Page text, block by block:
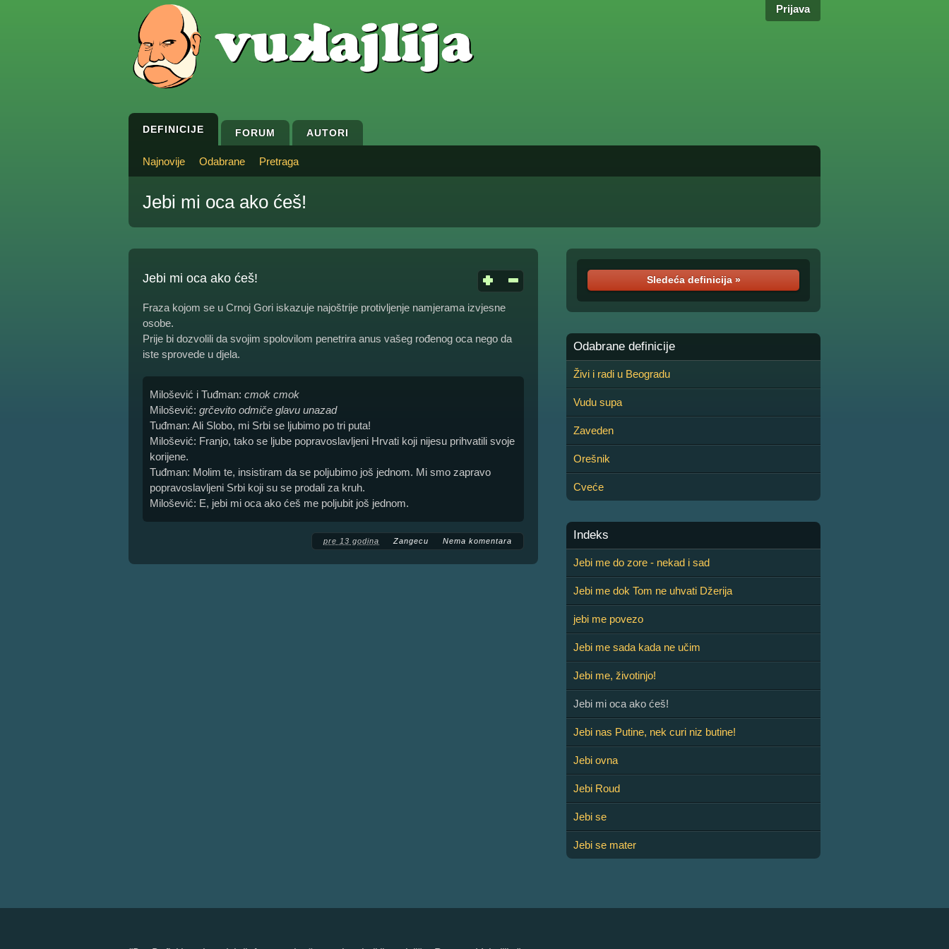
Prijava
DEFINICIJE FORUM AUTORI
Najnovije Odabrane Pretraga
Jebi mi oca ako ćeš!
Jebi mi oca ako ćeš!
Fraza kojom se u Crnoj Gori iskazuje najoštrije protivljenje namjerama izvjesne
osobe.
Prije bi dozvolili da svojim spolovilom penetrira anus vašeg rođenog oca nego da
iste sprovede u djela.
Milošević i Tuđman: cmok cmok
Milošević: grčevito odmiče glavu unazad
Tuđman: Ali Slobo, mi Srbi se ljubimo po tri puta!
Milošević: Franjo, tako se ljube popravoslavljeni Hrvati koji nijesu prihvatili svoje
korijene.
Tuđman: Molim te, insistiram da se poljubimo još jednom. Mi smo zapravo
popravoslavljeni Srbi koji su se prodali za kruh.
Milošević: E, jebi mi oca ako ćeš me poljubit još jednom.
pre 13 godina Zangecu Nema komentara
Sledeća definicija »
Odabrane definicije
Živi i radi u Beogradu
Vudu supa
Zaveden
Orešnik
Cveće
Indeks
Jebi me do zore - nekad i sad
Jebi me dok Tom ne uhvati Džerija
jebi me povezo
Jebi me sada kada ne učim
Jebi me, životinjo!
Jebi mi oca ako ćeš!
Jebi nas Putine, nek curi niz butine!
Jebi ovna
Jebi Roud
Jebi se
Jebi se mater